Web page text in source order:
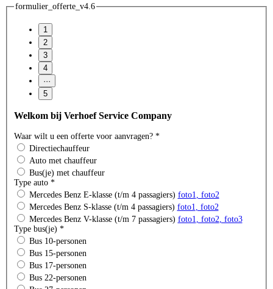
formulier_offerte_v4.6
Welkom bij Verhoef Service Company
Waar wilt u een offerte voor aanvragen? *
Directiechauffeur
Auto met chauffeur
Bus(je) met chauffeur
Type auto *
Mercedes Benz E-klasse (t/m 4 passagiers) foto1, foto2
Mercedes Benz S-klasse (t/m 4 passagiers) foto1, foto2
Mercedes Benz V-klasse (t/m 7 passagiers) foto1, foto2, foto3
Type bus(je) *
Bus 10-personen
Bus 15-personen
Bus 17-personen
Bus 22-personen